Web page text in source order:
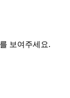
보여주세요.